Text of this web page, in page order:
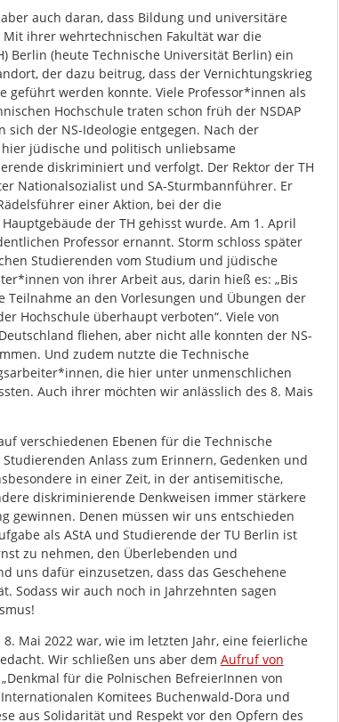
auch daran, dass Bildung und universitäre
ihrer wehrtechnischen Fakultät war die
Berlin (heute Technische Universität Berlin) ein
der dazu beitrug, dass der Vernichtungskrieg
geführt werden konnte. Viele Professor*innen als
Hochschule traten schon früh der NSDAP
der NS-Ideologie entgegen. Nach der
jüdische und politisch unliebsame
diskriminiert und verfolgt. Der Rektor der TH
Nationalsozialist und SA-Sturmbannführer. Er
einer Aktion, bei der die
der TH gehisst wurde. Am 1. April
Professor ernannt. Storm schloss später
Studierenden vom Studium und jüdische
von ihrer Arbeit aus, darin hieß es: „Bis
Teilnahme an den Vorlesungen und Übungen der
Hochschule überhaupt verboten“. Viele von
fliehen, aber nicht alle konnten der NS-
Und zudem nutzte die Technische
die hier unter unmenschlichen
Auch ihrer möchten wir anlässlich des 8. Mais
verschiedenen Ebenen für die Technische
Anlass zum Erinnern, Gedenken und
in einer Zeit, in der antisemitische,
diskriminierende Denkweisen immer stärkere
gewinnen. Denen müssen wir uns entschieden
als AStA und Studierende der TU Berlin ist
zu nehmen, den Überlebenden und
uns dafür einzusetzen, dass das Geschehene
Sodass wir auch noch in Jahrzehnten sagen
Mai 2022 war, wie im letzten Jahr, eine feierliche
Wir schließen uns aber dem Aufruf von
für die Polnischen BefreierInnen von
Komitees Buchenwald-Dora und
aus Solidarität und Respekt vor den Opfern des